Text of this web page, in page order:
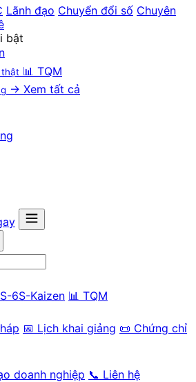
Lãnh đạo Chuyển đổi số Chuyên
bật
thật 📊 TQM
→ Xem tất cả
6S-Kaizen 📊 TQM
📅 Lịch khai giảng 📜 Chứng chỉ
doanh nghiệp 📞 Liên hệ